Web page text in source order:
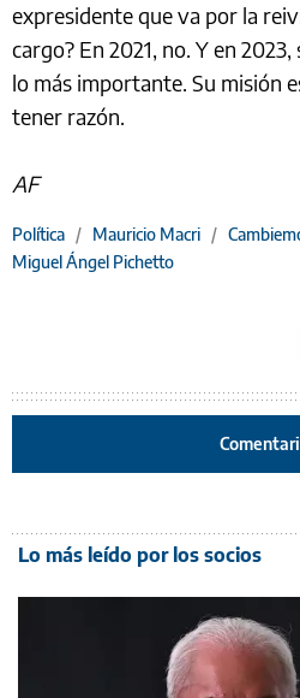
expresidente que va por la
cargo? En 2021, no. Y en
lo más importante. Su misión
tener razón.
AF
Política / Mauricio Macri /
Miguel Ángel Pichetto
Lo más leído por los socios